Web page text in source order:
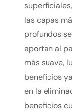
las capas
profundos
aportan al
más suave,
beneficios
en la
beneficios